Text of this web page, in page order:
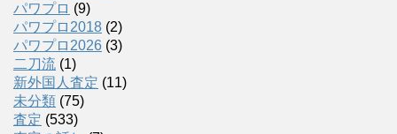
パワプロ (9)
パワプロ2018 (2)
パワプロ2026 (3)
二刀流 (1)
新外国人査定 (11)
未分類 (75)
査定 (533)